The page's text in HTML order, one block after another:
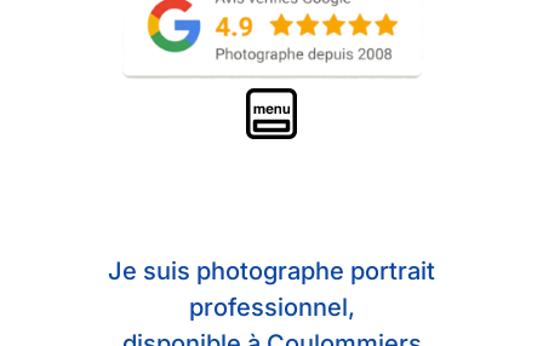
Je suis photographe portrait
professionnel,